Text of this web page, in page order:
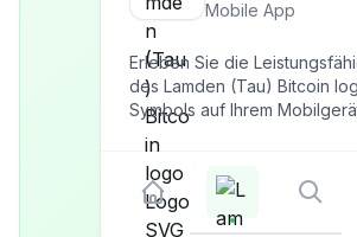
Mobile App
Erleben Sie die
des Lamden (Tau) Bitcoin
Symbols auf Ihrem